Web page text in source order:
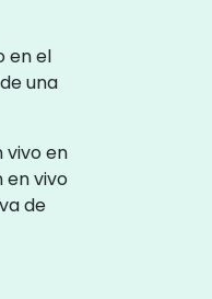
en el
una
vivo en
en vivo
de